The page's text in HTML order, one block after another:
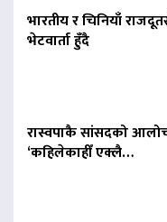
भारतीय र चिनियाँ
भेटवार्ता हुँदै
रास्वपाकै सांसदको
‘कहिलेकाहीँ एक्लै…